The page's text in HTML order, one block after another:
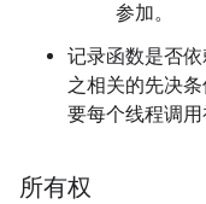
参加。
记录函数是否依
之相关的先决
要每个线程调用
所有权